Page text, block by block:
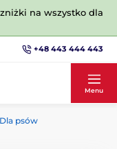
na wszystko dla
+48 443 444 443
Menu
Dla psów